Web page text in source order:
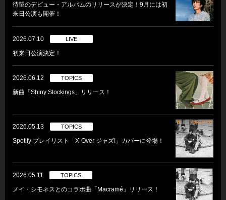
待望のデビュー・アルバムのリリースが決定！9月には初
来日公演も開催！
2026.07.10 LIVE
初来日公演決定！
2026.06.12 TOPICS
新曲「Shiny Stockings」リリース！
2026.05.13 TOPICS
Spotify プレイリスト「X-Over ジャズ!」カバーに登場！
2026.05.11 TOPICS
メイ・シモネスとのコラボ曲「Macramé」リリース！